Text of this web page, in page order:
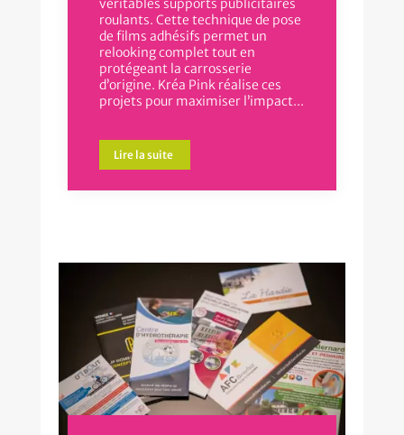
véritables supports publicitaires
roulants. Cette technique de pose
de films adhésifs permet un
relooking complet tout en
protégeant la carrosserie
d’origine. Kréa Pink réalise ces
projets pour maximiser l’impact...
Lire la suite